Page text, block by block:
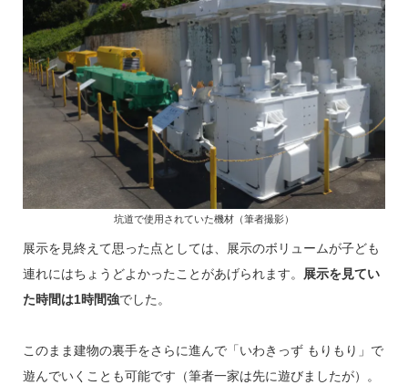
坑道で使用されていた機材（筆者撮影）
展示を見終えて思った点としては、展示のボリュームが子ども
連れにはちょうどよかったことがあげられます。 展示を見てい
た時間は1時間強でした。
このまま建物の裏手をさらに進んで「いわきっず もりもり」で
遊んでいくことも可能です（筆者一家は先に遊びましたが）。